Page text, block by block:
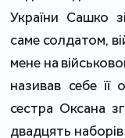
України Сашко
саме солдатом,
мене на
називав себе її
сестра Оксана
двадцять